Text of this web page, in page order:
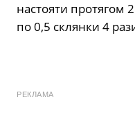
настояти протягом
по 0,5 склянки 4
РЕКЛАМА